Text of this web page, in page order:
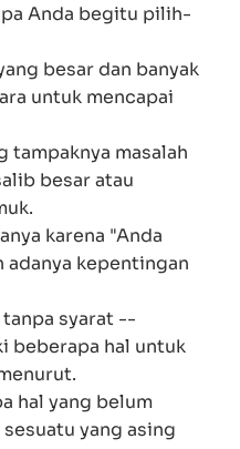
Anda begitu pilih-
besar dan banyak
untuk mencapai
tampaknya masalah
besar atau
karena "Anda
kepentingan
syarat --
beberapa hal untuk
hal yang belum
yang asing